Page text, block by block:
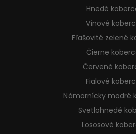
Hnedé
Vínové
Fľašovité zelené
Čierne
Červené
Fialové
Námornícky modré
Svetlohnedé
Lososové